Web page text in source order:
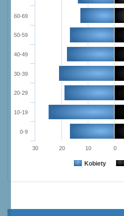
Kobiety
0-9
10-19
20-29
30-39
40-49
50-59
60-69
30 20 10 0